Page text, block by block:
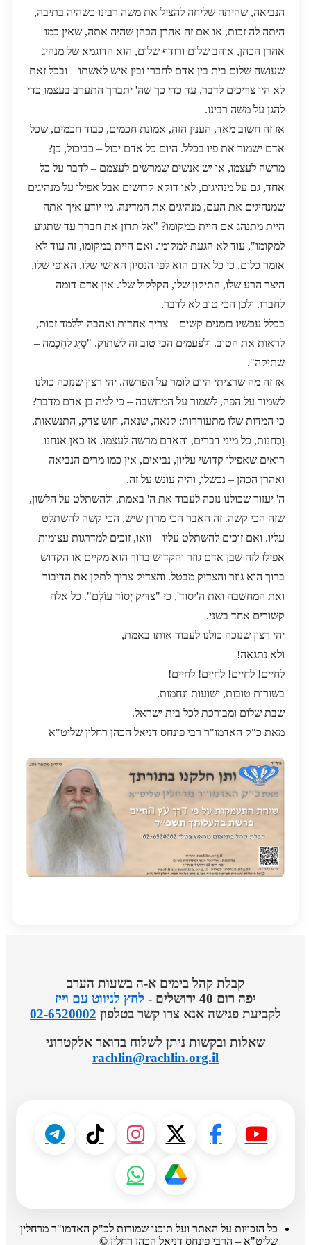
הנביאה, שהיתה שליחה להציל את משה רבינו כשהיה בתיבה,
היתה לה זכות, או אם זה אהרן הכהן שהיה אתה, שאין כמו
אהרן הכהן, אוהב שלום ורודף שלום, הוא הדוגמא של מנהיג
שעושה שלום בית בין אדם לחברו ובין איש לאשתו – ובכל זאת
לא היו צריכים לדבר, עד כדי כך שה' יתברך התערב בעצמו כדי
להגן על משה רבינו.
אז זה חשוב מאד, הענין הזה, אמונת חכמים, כבוד חכמים, שכל
אדם ישמור את פיו בכלל. היום כל אדם יכול – כביכול, כן?
מרשה לעצמו, או יש אנשים שמרשים לעצמם – לדבר על כל
אחד, גם על מנהיגים, לאו דוקא קדושים אבל אפילו על מנהיגים
שמנהיגים את העם, מנהיגים את המדינה. מי יודע איך אתה
היית מתנהג אם היית במקומו? "אל תדון את חברך עד שתגיע
למקומו", עוד לא הגעת למקומו. ואם היית במקומו, זה עוד לא
אומר כלום, כי כל אדם הוא לפי הנסיון האישי שלו, האופי שלו,
היצר הרע שלו, התיקון שלו, הקלקול שלו. אין אדם דומה
לחברו. ולכן הכי טוב לא לדבר.
בכלל עכשיו בזמנים קשים – צריך אחדות ואהבה וללמד זכות,
לראות את הטוב. ולפעמים הכי טוב זה לשתוק. "סְיָג לַחָכְמה –
שתיקה".
אז זה מה שרציתי היום לומר על הפרשה. יהי רצון שנזכה כולנו
לשמור על הפה, לשמור על המחשבה – כי למה בן אדם מדבר?
כי המדות שלו מתעוררות: קנאה, שנאה, חוש צדק, התנשאות,
וַכְּחנות, כל מיני דברים, והאדם מרשה לעצמו. אז כאן אנחנו
רואים שאפילו קדושי עליון, נביאים, אין כמו מרים הנביאה
ואהרן הכהן – נכשלו, והיה עונש על זה.
ה' יעזור שכולנו נזכה לעבוד את ה' באמת, ולהשתלט על הלשון,
שזה הכי קשה. זה האבר הכי מרדן שיש, הכי קשה להשתלט
עליו. ואם זוכים להשתלט עליו – וואו, זוכים למדרגות עצומות –
אפילו לזה שבן אדם גוזר והקדוש ברוך הוא מקיים או הקדוש
ברוך הוא גוזר והצדיק מבטל. והצדיק צריך לתקן את הדיבור
ואת המחשבה ואת ה'יסוד', כי "צַדִּיק יְסוֹד עוֹלָם". כל אלה
קשורים אחד בשני.
יהי רצון שנזכה כולנו לעבוד אותו באמת,
ולא נתגאה!
לחיים! לחיים! לחיים! לחיים!
בשורות טובות, ישועות ונחמות.
שבת שלום ומבורכת לכל בית ישראל.
מאת כ"ק האדמו"ר רבי פינחס דניאל הכהן רחלין שליט"א
קבלת קהל בימים א-ה בשעות הערב
יפה רום 40 ירושלים -
לחץ לניווט עם וייז
לקביעת פגישה אנא צרו קשר בטלפון 02-6520002
שאלות ובקשות ניתן לשלוח בדואר אלקטרוני
rachlin@rachlin.org.il
כל הזכויות על האתר ועל תוכנו שמורות לכ"ק האדמו"ר מרחלין
שליט"א – הרבי פינחס דניאל הכהן רחלין ©